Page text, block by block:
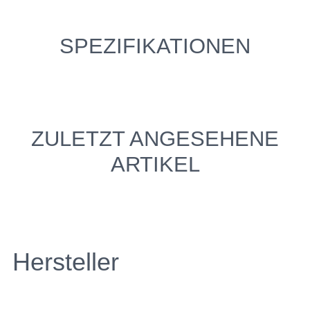
SPEZIFIKATIONEN
ZULETZT ANGESEHENE
ARTIKEL
Hersteller